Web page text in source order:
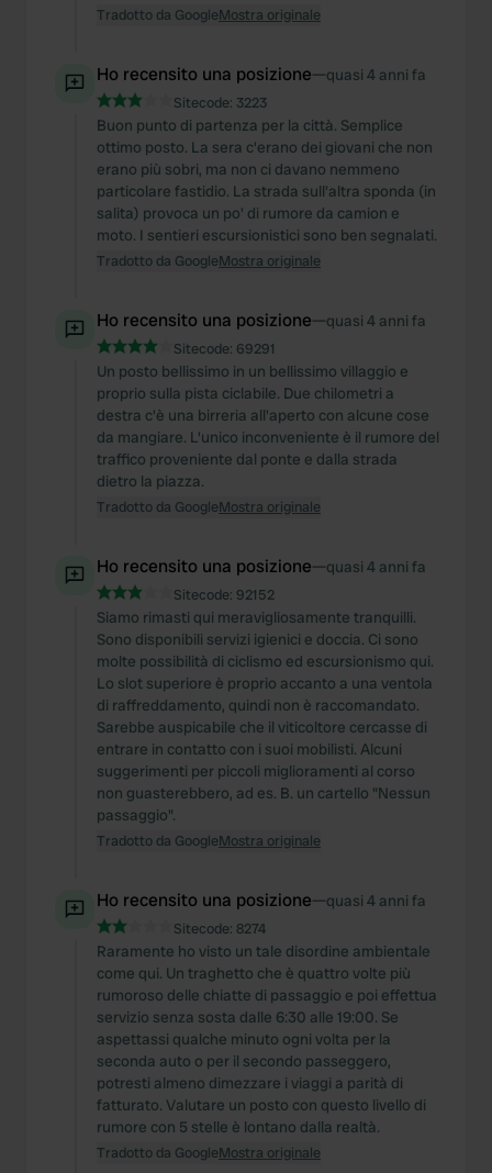
Tradotto da GoogleMostra originale
Ho recensito una posizione—quasi 4 anni fa
Sitecode: 3223
Buon punto di partenza per la città. Semplice
ottimo posto. La sera c'erano dei giovani che non
erano più sobri, ma non ci davano nemmeno
particolare fastidio. La strada sull'altra sponda (in
salita) provoca un po' di rumore da camion e
moto. I sentieri escursionistici sono ben segnalati.
Tradotto da GoogleMostra originale
Ho recensito una posizione—quasi 4 anni fa
Sitecode: 69291
Un posto bellissimo in un bellissimo villaggio e
proprio sulla pista ciclabile. Due chilometri a
destra c'è una birreria all'aperto con alcune cose
da mangiare. L'unico inconveniente è il rumore del
traffico proveniente dal ponte e dalla strada
dietro la piazza.
Tradotto da GoogleMostra originale
Ho recensito una posizione—quasi 4 anni fa
Sitecode: 92152
Siamo rimasti qui meravigliosamente tranquilli.
Sono disponibili servizi igienici e doccia. Ci sono
molte possibilità di ciclismo ed escursionismo qui.
Lo slot superiore è proprio accanto a una ventola
di raffreddamento, quindi non è raccomandato.
Sarebbe auspicabile che il viticoltore cercasse di
entrare in contatto con i suoi mobilisti. Alcuni
suggerimenti per piccoli miglioramenti al corso
non guasterebbero, ad es. B. un cartello "Nessun
passaggio".
Tradotto da GoogleMostra originale
Ho recensito una posizione—quasi 4 anni fa
Sitecode: 8274
Raramente ho visto un tale disordine ambientale
come qui. Un traghetto che è quattro volte più
rumoroso delle chiatte di passaggio e poi effettua
servizio senza sosta dalle 6:30 alle 19:00. Se
aspettassi qualche minuto ogni volta per la
seconda auto o per il secondo passeggero,
potresti almeno dimezzare i viaggi a parità di
fatturato. Valutare un posto con questo livello di
rumore con 5 stelle è lontano dalla realtà.
Tradotto da GoogleMostra originale